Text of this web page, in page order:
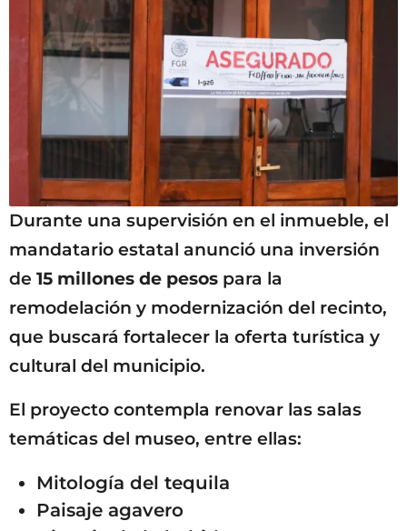
Durante una supervisión en el inmueble, el
mandatario estatal anunció una inversión
de 15 millones de pesos para la
remodelación y modernización del recinto,
que buscará fortalecer la oferta turística y
cultural del municipio.
El proyecto contempla renovar las salas
temáticas del museo, entre ellas:
Mitología del tequila
Paisaje agavero